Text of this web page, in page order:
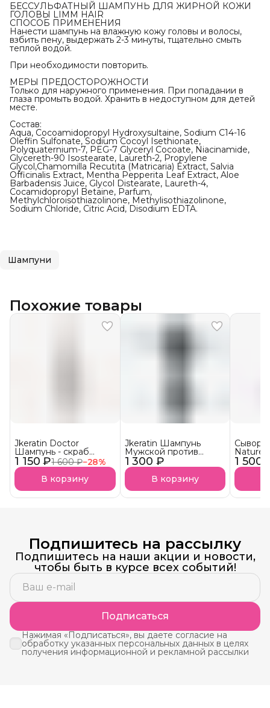
БЕССУЛЬФАТНЫЙ ШАМПУНЬ ДЛЯ ЖИРНОЙ КОЖИ
ГОЛОВЫ LIMM HAIR
СПОСОБ ПРИМЕНЕНИЯ
Нанести шампунь на влажную кожу головы и волосы,
взбить пену, выдержать 2-3 минуты, тщательно смыть
теплой водой.
При необходимости повторить.
МЕРЫ ПРЕДОСТОРОЖНОСТИ
Только для наружного применения. При попадании в
глаза промыть водой. Хранить в недоступном для детей
месте.
Состав:
Aqua, Cocoamidopropyl Hydroxysultaine, Sodium C14-16
Oleffin Sulfonate, Sodium Cocoyl Isethionate,
Polyquaternium-7, PEG-7 Glyceryl Cocoate, Niacinamide,
Glycereth-90 Isostearate, Laureth-2, Propylene
Glycol,Chamomilla Recutita (Matricaria) Extract, Salvia
Officinalis Extract, Mentha Pepperita Leaf Extract, Aloe
Barbadensis Juice, Glycol Distearate, Laureth-4,
Cocamidopropyl Betaine, Parfum,
Methylchloroisothiazolinone, Methylisothiazolinone,
Sodium Сhloride, Citric Acid, Disodium EDTA.
Шампуни
Похожие товары
1 150 ₽1 600 ₽−28%
Jkeratin Doctor
Шампунь - скраб
Doctor СКОРО В
НАЛИЧИИ!
В корзину
1 300 ₽
Jkeratin Шампунь
Мужской против
выпадения волос
JMan СКОРО В
НАЛИЧИИ!В корзину
1 500
Nature
волос
Подпишитесь на рассылку
Подпишитесь на наши акции и новости,
чтобы быть в курсе всех событий!
Подписаться
Нажимая «Подписаться», вы даете согласие на
обработку указанных персональных данных в целях
получения информационной и рекламной рассылки